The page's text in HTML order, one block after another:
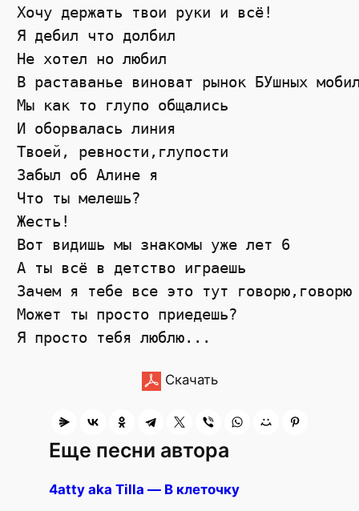
Хочу держать твои руки и всё!
Я дебил что долбил
Не хотел но любил
В раставанье виноват рынок БУшных
Мы как то глупо общались
И оборвалась линия
Твоей, ревности,глупости
Забыл об Алине я
Что ты мелешь?
Жесть!
Вот видишь мы знакомы уже лет 6
А ты всё в детство играешь
Зачем я тебе все это тут
Может ты просто приедешь?
Скачать
Еще песни автора
4atty aka Tilla — В клеточку